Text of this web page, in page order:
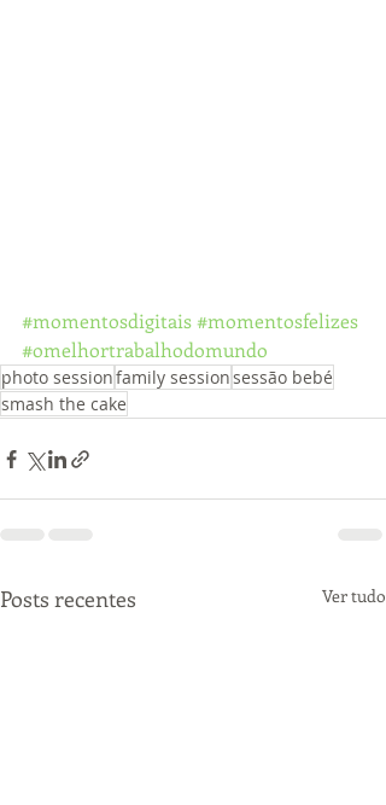
#momentosdigitais#momentosfelizes
#omelhortrabalhodomundo
photo sessionfamily sessionsessão bebé
smash the cake
Posts recentes Ver tudo